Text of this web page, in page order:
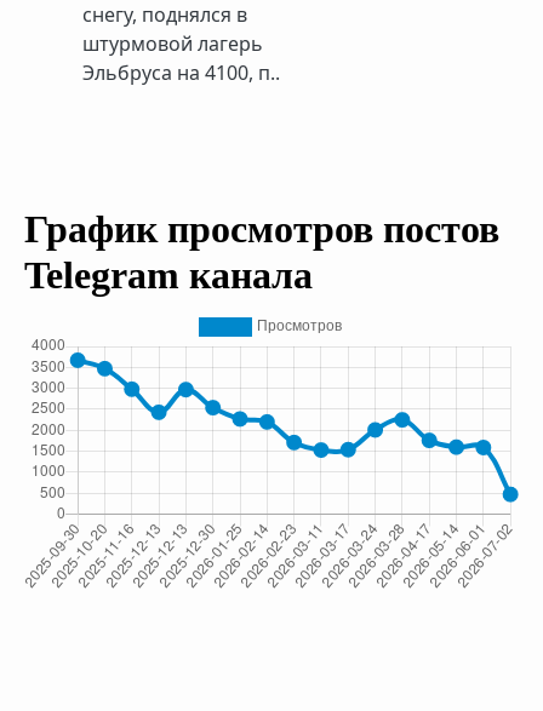
снегу, поднялся в
штурмовой лагерь
Эльбруса на 4100, п..
График просмотров постов
Telegram канала